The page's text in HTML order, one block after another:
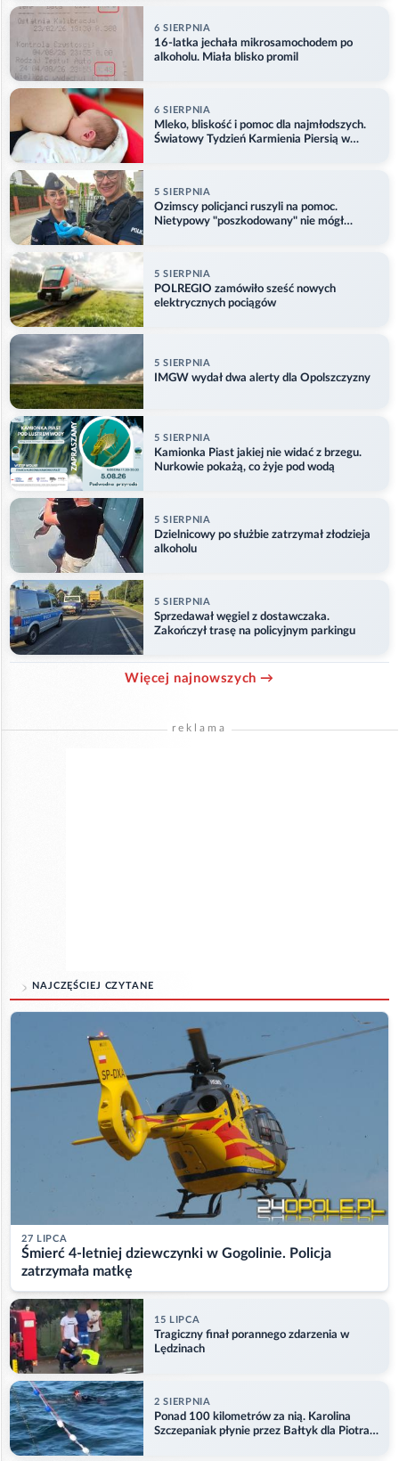
6 SIERPNIA
16-latka jechała mikrosamochodem po
alkoholu. Miała blisko promil
6 SIERPNIA
Mleko, bliskość i pomoc dla najmłodszych.
Światowy Tydzień Karmienia Piersią w
5 SIERPNIA
Ozimscy policjanci ruszyli na pomoc.
Nietypowy "poszkodowany" nie mógł
5 SIERPNIA
POLREGIO zamówiło sześć nowych
elektrycznych pociągów
5 SIERPNIA
IMGW wydał dwa alerty dla Opolszczyzny
5 SIERPNIA
Kamionka Piast jakiej nie widać z brzegu.
Nurkowie pokażą, co żyje pod wodą
5 SIERPNIA
Dzielnicowy po służbie zatrzymał złodzieja
alkoholu
5 SIERPNIA
Sprzedawał węgiel z dostawczaka.
Zakończył trasę na policyjnym parkingu
Więcej najnowszych →
reklama
NAJCZĘŚCIEJ CZYTANE
27 LIPCA
Śmierć 4-letniej dziewczynki w Gogolinie. Policja
zatrzymała matkę
15 LIPCA
Tragiczny finał porannego zdarzenia w
Lędzinach
2 SIERPNIA
Ponad 100 kilometrów za nią. Karolina
Szczepaniak płynie przez Bałtyk dla Piotra.